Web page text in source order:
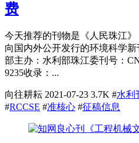
费
今天推荐的刊物是《人民珠江
向国内外公开发行的环境科学
部主办：水利部珠江委刊号：
9235收录：...
向往耕耘 2021-07-23 3.7K #水利
#RCCSE #准核心 #征稿信息